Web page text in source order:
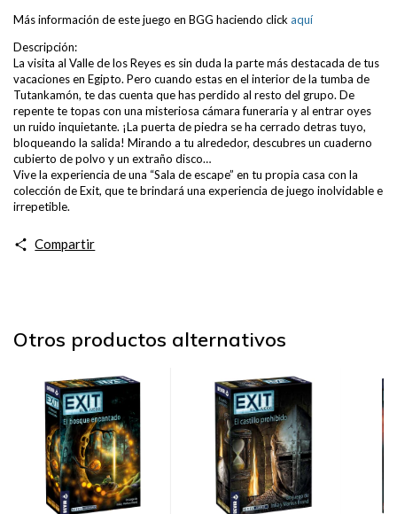
Más información de este juego en BGG haciendo click aquí
Descripción:
La visita al Valle de los Reyes es sin duda la parte más destacada de tus
vacaciones en Egipto. Pero cuando estas en el interior de la tumba de
Tutankamón, te das cuenta que has perdido al resto del grupo. De
repente te topas con una misteriosa cámara funeraria y al entrar oyes
un ruido inquietante. ¡La puerta de piedra se ha cerrado detras tuyo,
bloqueando la salida! Mirando a tu alrededor, descubres un cuaderno
cubierto de polvo y un extraño disco…
Vive la experiencia de una “Sala de escape” en tu propia casa con la
colección de Exit, que te brindará una experiencia de juego inolvidable e
irrepetible.
Compartir
Otros productos alternativos